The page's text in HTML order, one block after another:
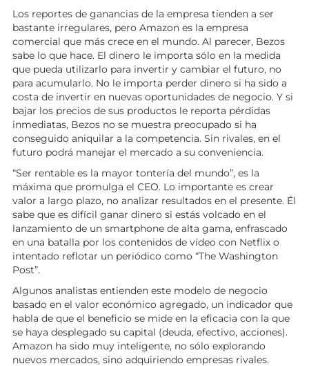
Los reportes de ganancias de la empresa tienden a ser
bastante irregulares, pero Amazon es la empresa
comercial que más crece en el mundo. Al parecer, Bezos
sabe lo que hace. El dinero le importa sólo en la medida
que pueda utilizarlo para invertir y cambiar el futuro, no
para acumularlo. No le importa perder dinero si ha sido a
costa de invertir en nuevas oportunidades de negocio. Y si
bajar los precios de sus productos le reporta pérdidas
inmediatas, Bezos no se muestra preocupado si ha
conseguido aniquilar a la competencia. Sin rivales, en el
futuro podrá manejar el mercado a su conveniencia.
“Ser rentable es la mayor tontería del mundo”, es la
máxima que promulga el CEO. Lo importante es crear
valor a largo plazo, no analizar resultados en el presente. Él
sabe que es difícil ganar dinero si estás volcado en el
lanzamiento de un smartphone de alta gama, enfrascado
en una batalla por los contenidos de vídeo con Netflix o
intentado reflotar un periódico como “The Washington
Post”.
Algunos analistas entienden este modelo de negocio
basado en el valor económico agregado, un indicador que
habla de que el beneficio se mide en la eficacia con la que
se haya desplegado su capital (deuda, efectivo, acciones).
Amazon ha sido muy inteligente, no sólo explorando
nuevos mercados, sino adquiriendo empresas rivales.